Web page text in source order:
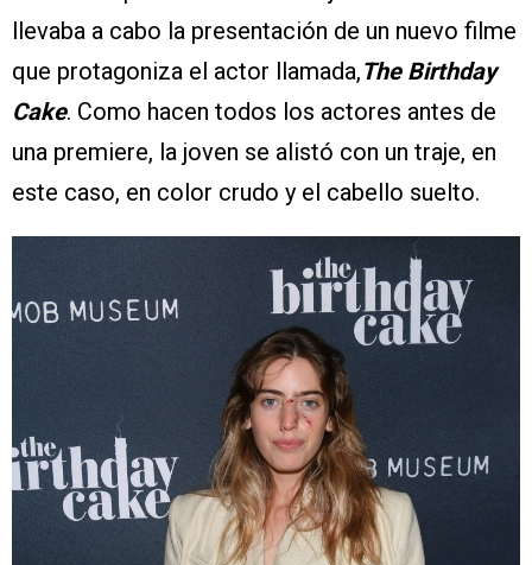
llevaba a cabo la presentación de un nuevo filme
que protagoniza el actor llamada,The Birthday
Cake. Como hacen todos los actores antes de
una premiere, la joven se alistó con un traje, en
este caso, en color crudo y el cabello suelto.